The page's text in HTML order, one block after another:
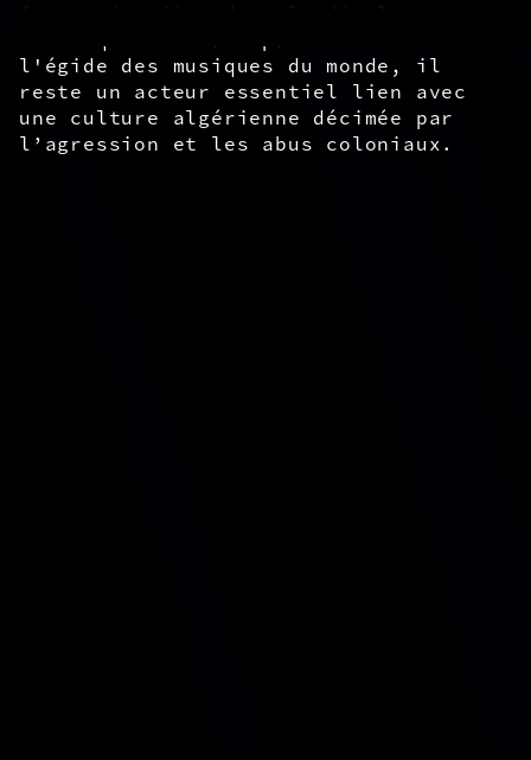
l'égide des musiques du monde, il
reste un acteur essentiel lien avec
une culture algérienne décimée par
l’agression et les abus coloniaux.